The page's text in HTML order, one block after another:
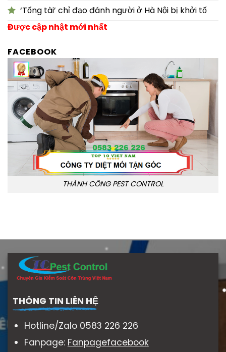
‘Tổng tài’ chỉ đạo đánh người ở Hà Nội bị khởi tố
Được cập nhật mới nhất
FACEBOOK
THÀNH CÔNG PEST CONTROL
THÔNG TIN LIÊN HỆ
Hotline/Zalo 0583 226 226
Fanpage: Fanpagefacebook